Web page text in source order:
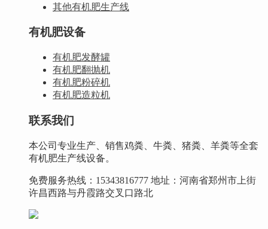
其他有机肥生产线
有机肥设备
有机肥发酵罐
有机肥翻抛机
有机肥粉碎机
有机肥造粒机
联系我们
本公司专业生产、销售鸡粪、牛粪、猪粪、羊粪等全套
有机肥生产线设备。
免费服务热线：15343816777 地址：河南省郑州市上街
许昌西路与丹霞路交叉口路北